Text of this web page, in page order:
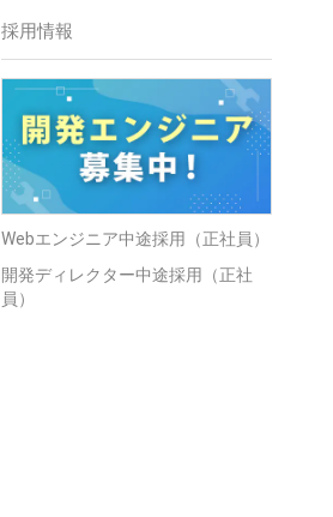
採用情報
Webエンジニア中途採用（正社員）
開発ディレクター中途採用（正社
員）